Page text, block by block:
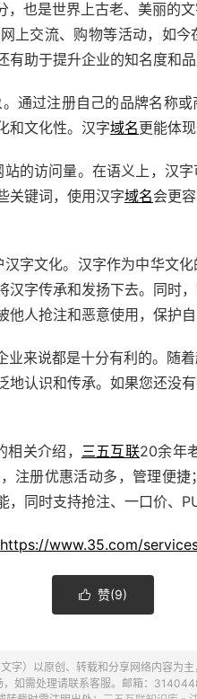
，也是世界上古老、美丽的
上交流、购物等活动，如今
有助于提升企业的知名度和
通过注册自己的品牌名称
和文化性。汉字域名更能体
站的访问量。在语义上，汉
关键词，使用汉字域名会更
汉字文化。汉字作为中华文
汉字传承和发扬下去。同时
他人抢注和恶意使用，保护自
业来说都是十分有利的。随
地认识和传承。如果您还没
关介绍， 三五互联20余年
注册优惠活动多，管理便
同时支持抢注、一口价、
https://www.35.com/
 赞(9)
字）以原创、转载和分享网络内容为
如需处理请联系客服。邮箱：